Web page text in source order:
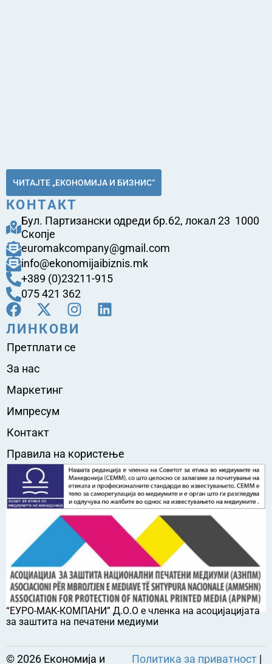
ЧИТАЈТЕ „ЕКОНОМИЈА И БИЗНИС“
КОНТАКТ
Бул. Партизански одреди бр.62, локал 23 1000
Скопје
euromakcompany@gmail.com
info@ekonomijaibiznis.mk
+389 (0)23211-915
075 421 362
ЛИНКОВИ
Претплати се
За нас
Маркетинг
Импресум
Контакт
Правила на користење
“ЕУРО-МАК-КОМПАНИ” Д.О.О е членка на асоцијацијата
за заштита на печатени медиуми
©2026 Економија и Политика за приватност |